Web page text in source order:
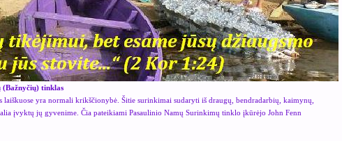
(Bažnyčių) tinklas
yra normali krikščionybė. Šitie surinkimai sudaryti iš draugų, bendradarbių, kaimynų,
įvyktų jų gyvenime. Čia pateikiami Pasaulinio Namų Surinkimų tinklo įkūrėjo John Fenn